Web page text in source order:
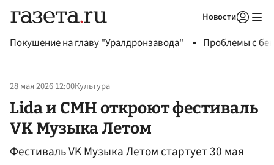
Новости
Покушение на главу "Уралдронзавода" Проблемы с
28 мая 2026 12:00Культура
Lida и CMH откроют фестиваль
VK Музыка Летом
Фестиваль VK Музыка Летом стартует 30 мая